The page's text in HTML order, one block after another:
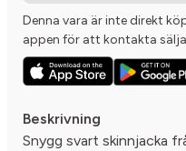
Denna vara är inte direkt
appen för att kontakta
Beskrivning
Snygg svart skinnjacka